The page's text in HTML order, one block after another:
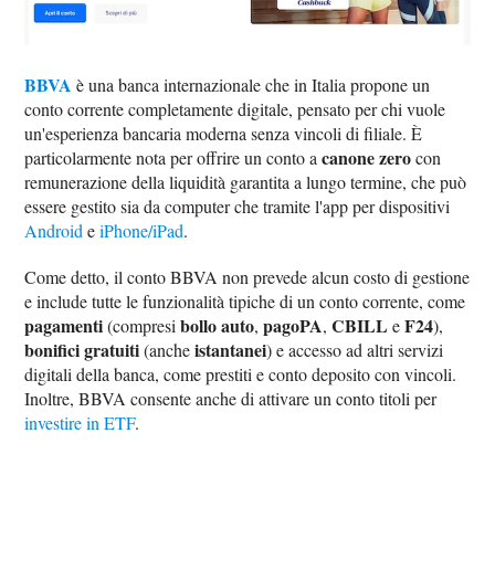
BBVA è una banca internazionale che in Italia propone un
conto corrente completamente digitale, pensato per chi vuole
un'esperienza bancaria moderna senza vincoli di filiale. È
particolarmente nota per offrire un conto acanone zerocon
remunerazione della liquidità garantita a lungo termine, che può
essere gestito sia da computer che tramite l'app per dispositivi
Android eiPhone/iPad.
Come detto, il conto BBVA non prevede alcun costo di gestione
e include tutte le funzionalità tipiche di un conto corrente, come
pagamenti(compresibollo auto,pagoPA,CBILL eF24),
bonifici gratuiti(ancheistantanei) e accesso ad altri servizi
digitali della banca, come prestiti e conto deposito con vincoli.
Inoltre, BBVA consente anche di attivare un conto titoli per
investire in ETF.